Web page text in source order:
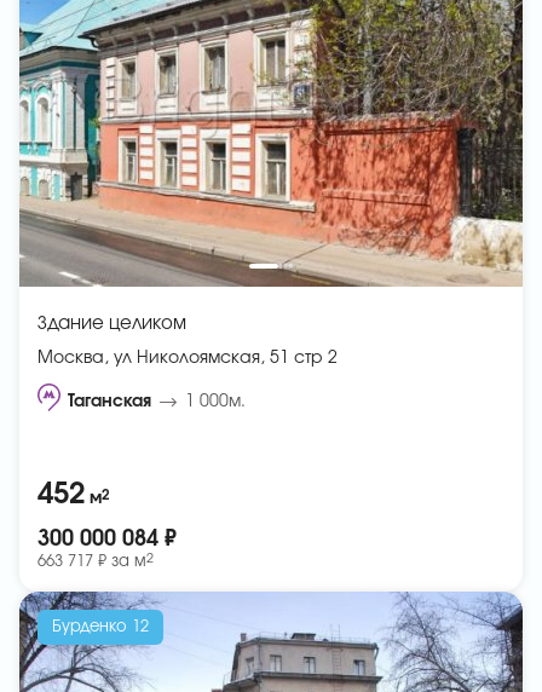
Здание целиком
Москва, ул Николоямская, 51 стр 2
Таганская 1 000м.
452 м2
300 000 084 ₽
663 717 ₽ за м2
Бурденко 12